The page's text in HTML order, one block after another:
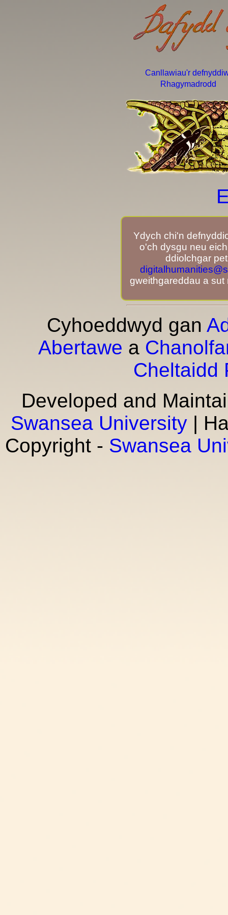
Canllawiau'r
Rhagymadrodd
Ydych chi'n
o'ch dysgu neu
ddiolchgar
gweithgareddau a sut
Cyhoeddwyd gan
Abertawe a
Cheltaidd
Developed and
Swansea University |
Copyright - Swansea